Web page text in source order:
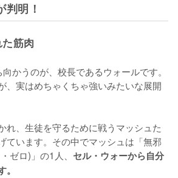
判明！
筋肉
かうのが、校長であるウォールです。
、実はめちゃくちゃ強いみたいな展開
れ、生徒を守るために戦うマッシュた
ています。その中でマッシュは「無邪
ゼロ)」の1人、 セル・ウォーから自分